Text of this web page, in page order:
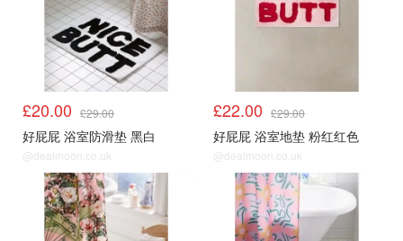
£20.00 £29.00
好屁屁 浴室防滑垫 黑白
@dealmoon.co.uk
£22.00 £29.00
好屁屁 浴室地垫 粉红红色
@dealmoon.co.uk